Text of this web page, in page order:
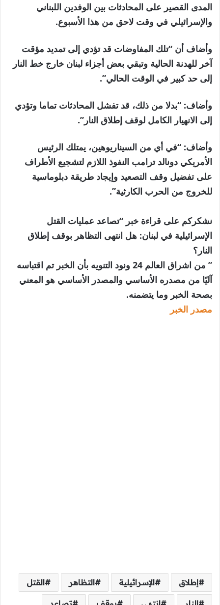
المدى القصير على المحادثات بين الوفدين اللبناني
والإسرائيلي في وقت لاحق من هذا الأسبوع.
وأضاف أن “تلك المفاوضات قد تؤدي إلى تمديد مؤقت
آخر للهدنة الحالية وتبقي بعض أجزاء لبنان خارج خط النار
إلى حد كبير في الوقت الحالي”.
وأضاف: “بدلا من ذلك، قد تفشل المحادثات تماما وتؤدي
إلى الانهيار الكامل لوقف إطلاق النار”.
وأضاف: “في أي من السيناريوهين، يمتلك الرئيس
الأمريكي دونالد ترامب النفوذ اللازم لتشجيع الأطراف
على تفضيل وقف التصعيد وإيجاد طريقة دبلوماسية
للخروج من الحرب الكارثية”.
نشكركم على قراءة خبر “تصاعد عمليات القتل
الإسرائيلية في لبنان: هل انتهى التظاهر بوقف إطلاق
النار؟
” من اشراق العالم 24 ونود التنويه بأن الخبر تم اقتباسه
آليًا من مصدره الأساسي والمصدر الأساسي هو المعني
بصحة الخبر وما يتضمنه.
مصدر الخبر
إطلاق الإسرائيلية التظاهر القتل